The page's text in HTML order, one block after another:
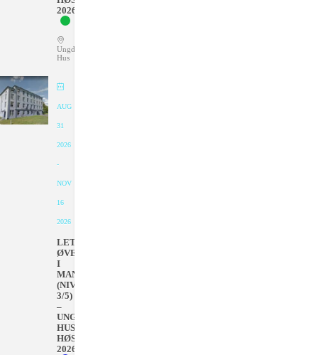
2026
Ungdommens
Hus
AUG
31
2026
-
NOV
16
2026
LETT
ØVET
I
MANDAGER
(NIVÅ
3/5)
–
UNGDOMMENS
HUS
HØSTEN
2026